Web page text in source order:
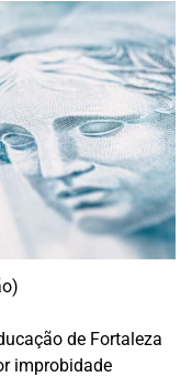
de Fortaleza
improbidade